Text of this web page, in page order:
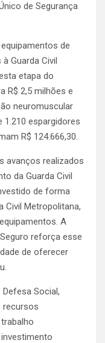
de Segurança
de
Guarda Civil
etapa do
R$ 2,5 milhões e
neuromuscular
1.210 espargidores
R$ 124.666,30.
avanços realizados
da Guarda Civil
de forma
Civil Metropolitana,
A
reforça esse
de oferecer
Social,
recursos